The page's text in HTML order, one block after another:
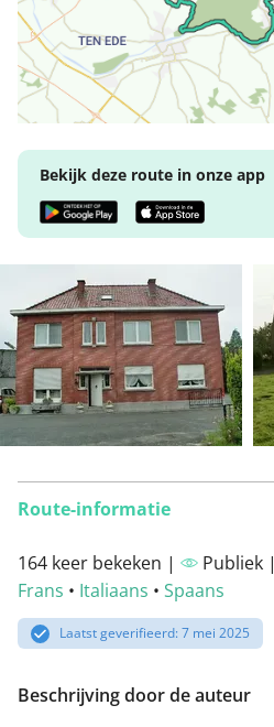
Bekijk deze route in onze app
Route-informatie
164 keer bekeken | Publiek |
Frans • Italiaans • Spaans
Laatst geverifieerd: 7 mei 2025
Beschrijving door de auteur